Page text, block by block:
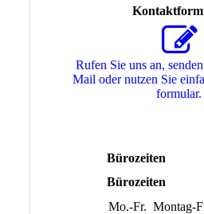
Rufen Sie uns an,
Mail oder nutzen Sie
for­mu­lar.
Bürozeiten
Bürozeiten
Mo.-Fr. Montag-